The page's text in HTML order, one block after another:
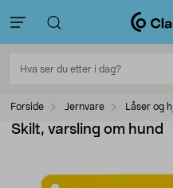
Forside Jernvare Låser og
Skilt, varsling om hund